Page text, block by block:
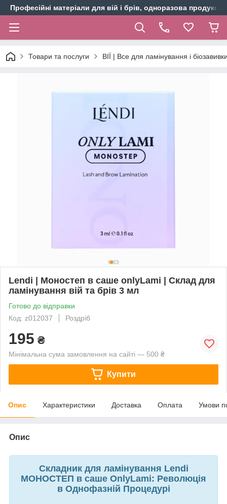
Професійні матеріали для вій і брів, одноразова продукція
Товари та послуги ВІЇ | Все для ламінування і
Lendi | Моностеп в саше onlyLami | Склад для
ламінування вій та брів 3 мл
Готово до відправки
Код: z012037
Роздріб
195 ₴
Мінімальна сума замовлення на сайті — 500 ₴
Купити
Опис Характеристики Доставка Оплата Умови
Опис
Складник для ламінування Lendi
МОНОСТЕП в саше OnlyLami: Революція
в Однофазній Процедурі